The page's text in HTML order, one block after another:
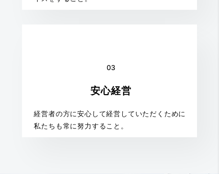
03
安心経営
経営者の方に安心して経営していただくために
私たちも常に努力すること。